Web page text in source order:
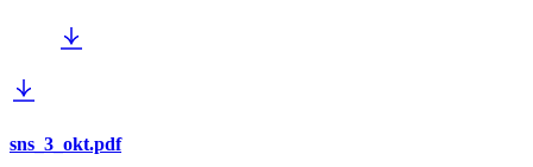
sns_3_okt.pdf